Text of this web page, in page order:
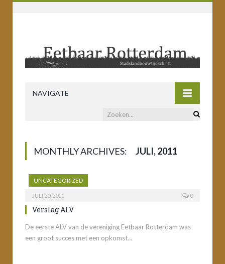
NAVIGATE
MONTHLY ARCHIVES: JULI, 2011
UNCATEGORIZED
JULI 20, 2011 0
Verslag ALV
De eerste ALV van de vereniging Eetbaar Rotterdam was
een groot succes met een opkomst…